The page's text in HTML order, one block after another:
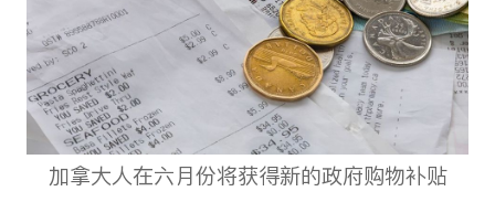
加拿大人在六月份将获得新的政府购物补贴